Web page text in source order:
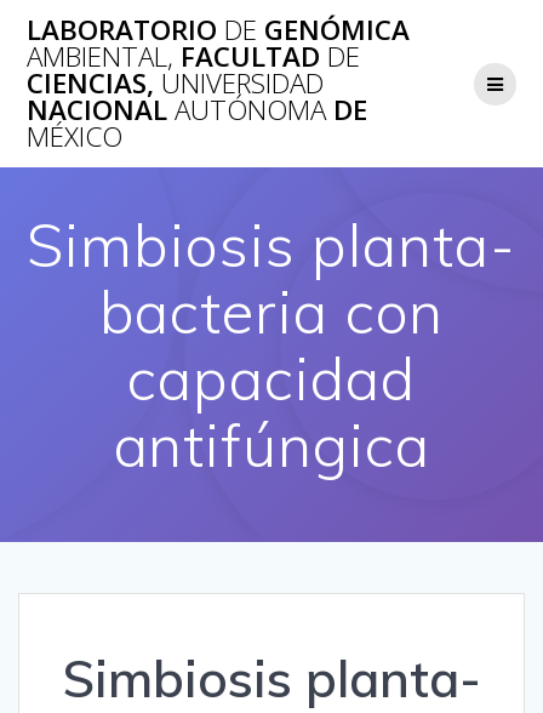
al
contenido
LABORATORIO DE GENÓMICA
AMBIENTAL, FACULTAD DE
CIENCIAS, UNIVERSIDAD
NACIONALAUTÓNOMADE
MÉXICO
Simbiosis planta-
bacteria con
capacidad
antifúngica
Simbiosis planta-